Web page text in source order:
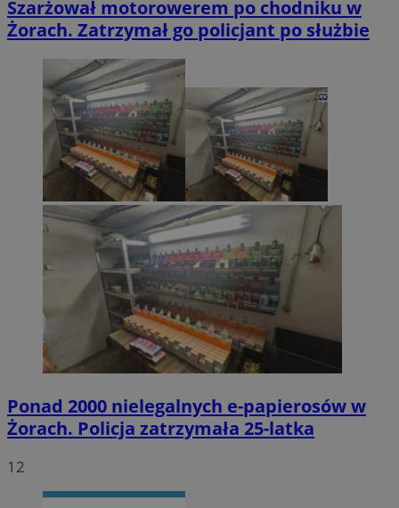
Szarżował motorowerem po chodniku w
Żorach. Zatrzymał go policjant po służbie
Ponad 2000 nielegalnych e-papierosów w
Żorach. Policja zatrzymała 25-latka
12